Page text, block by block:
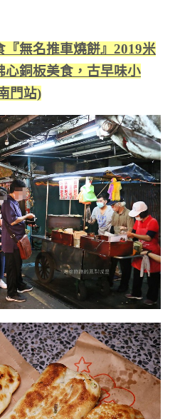
『無名推車燒餅』2019米
心銅板美食，古早味小
門站)